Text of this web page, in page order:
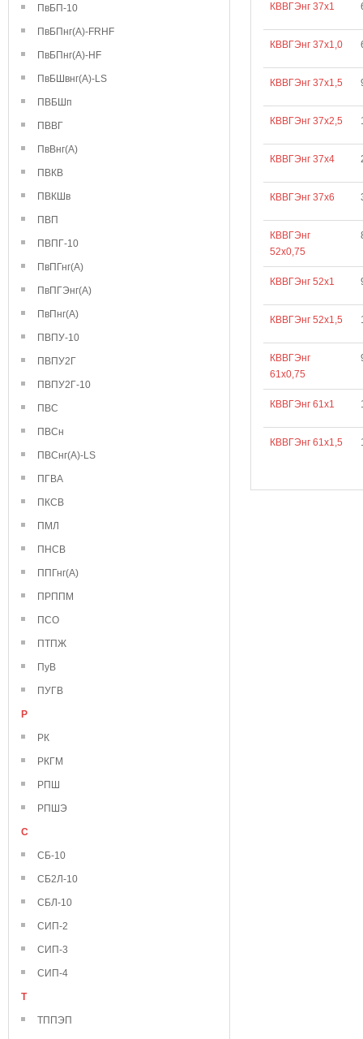
ПвБП-10
ПвБПнг(А)-FRHF
ПвБПнг(А)-HF
ПвБШвнг(А)-LS
ПВБШп
ПВВГ
ПвВнг(А)
ПВКВ
ПВКШв
ПВП
ПВПГ-10
ПвПГнг(А)
ПвПГЭнг(А)
ПвПнг(А)
ПВПУ-10
ПВПУ2Г
ПВПУ2Г-10
ПВС
ПВСн
ПВСнг(А)-LS
ПГВА
ПКСВ
ПМЛ
ПНСВ
ППГнг(А)
ПРППМ
ПСО
ПТПЖ
ПуВ
ПУГВ
Р
РК
РКГМ
РПШ
РПШЭ
С
СБ-10
СБ2Л-10
СБЛ-10
СИП-2
СИП-3
СИП-4
Т
ТППЭП
КВВГЭнг 37х1
КВВГЭнг 37х1,0
КВВГЭнг 37х1,5
КВВГЭнг 37х2,5
КВВГЭнг 37х4
КВВГЭнг 37х6
КВВГЭнг
52х0,75
КВВГЭнг 52х1
КВВГЭнг 52х1,5
КВВГЭнг
61х0,75
КВВГЭнг 61х1
КВВГЭнг 61х1,5